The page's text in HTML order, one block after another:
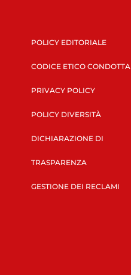
POLICY EDITORIALE
CODICE ETICO CONDOTTA
PRIVACY POLICY
POLICY DIVERSITÀ
DICHIARAZIONE DI
TRASPARENZA
GESTIONE DEI RECLAMI